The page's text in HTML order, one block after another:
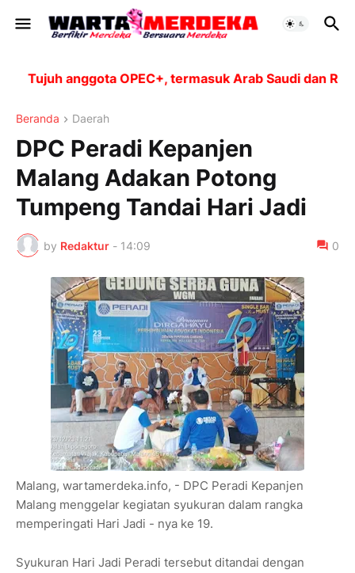
Tujuh anggota OPEC+, termasuk Arab Saudi dan
Beranda Daerah
DPC Peradi Kepanjen
Malang Adakan Potong
Tumpeng Tandai Hari Jadi
by Redaktur - 14:09 0
Malang, wartamerdeka.info, - DPC Peradi Kepanjen
Malang menggelar kegiatan syukuran dalam rangka
memperingati Hari Jadi - nya ke 19.
Syukuran Hari Jadi Peradi tersebut ditandai dengan